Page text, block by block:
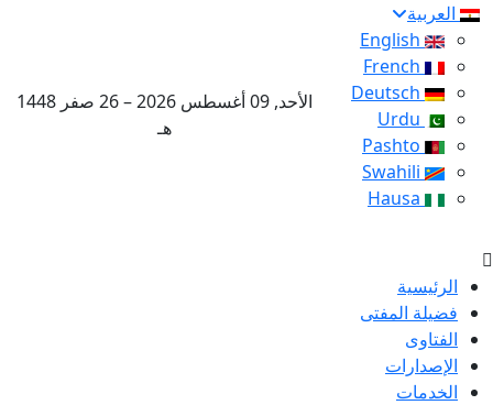
العربية
الأحد, 09 أغسطس 2026 – 26 صفر 1448
هـ
الرئيسية
فضيلة المفتى
الفتاوى
الإصدارات
الخدمات